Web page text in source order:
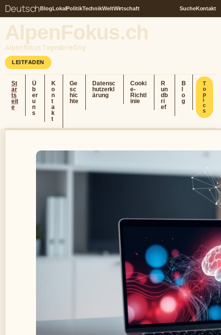
DeutschBlogLokalPolitikTechnikWeltWirtschaft SucheKontakt
AlpenFokus.ch
Alpenfokus Tagesbriefing
LEITFADEN
St
ar
ts
eit
e
Ü
b
er
u
n
s
K
o
n
t
a
k
t
Ge
sc
hic
hte
Datensc
hutzerkl
ärung
Cooki
e-
Richtl
inie
R
un
db
ri
ef
B
o
g
T
o
p
i
c
s